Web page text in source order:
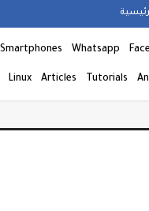
Smartphones Whatsapp
Linux Articles Tutorials